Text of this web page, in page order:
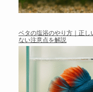
ベタの塩浴のやり方｜正し
ない注意点を解説